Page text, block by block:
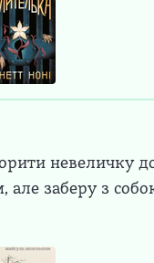
але заберу з